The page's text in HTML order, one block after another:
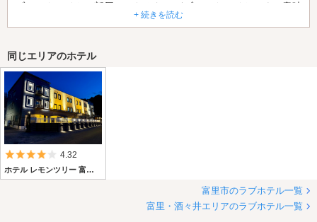
ブラックライトの部屋にしたんだけどブラックライトとくに意味
エレベーターがブラックライトすごかったから部屋もかなと思っ
たけど行ってショックでした…
料金は、1万800円。
対応もすごく悪く…
カラオケは2時で終わりだし…
廊下を歩く音までも部屋まで聞こえます。
+ 続きを読む
同じエリアのホテル
5つ星のうち4
4.32
ホテル レモンツリー 富里店
富里市のラブホテル一覧
富里・酒々井エリアのラブホテル一覧